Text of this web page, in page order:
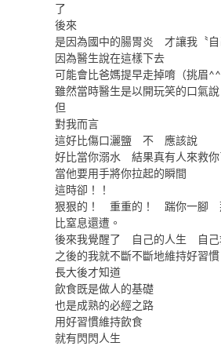
了
後來
是因為國中的腸胃炎 才讓我〝自
因為醫生說在這樣下去
可能會比爸媽提早走掉唷（挑眉^^
雖然當時醫生是以開玩笑的口氣說
但
對我而言
這好比傷口灑鹽 不 應該說
好比當你溺水 結果真有人來救
當他要用手將你拉起的瞬間
這時卻！！
狠狠的！ 重重的！ 踹你一腳
比窒息還遭。
後來我覺醒了 自己的人生 自己
之後的我就不斷不斷地維持好習
長大後才知道
飲食既是做人的基礎
也是成熟的必經之路
用好習慣維持飲食
就有閃閃人生